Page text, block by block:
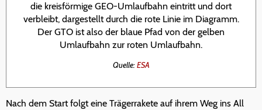
die kreisförmige GEO-Umlaufbahn eintritt und dort
verbleibt, dargestellt durch die rote Linie im Diagramm.
Der GTO ist also der blaue Pfad von der gelben
Umlaufbahn zur roten Umlaufbahn.
Quelle:ESA
Nach dem Start folgt eine Trägerrakete auf ihrem Weg ins All